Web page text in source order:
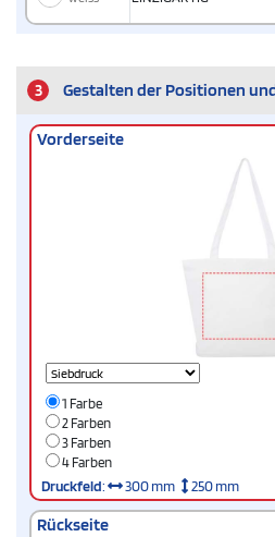
3 Gestalten der Positionen
Vorderseite
1 Farbe
2 Farben
3 Farben
4 Farben
Druckfeld: 300 mm 250 mm
Rückseite